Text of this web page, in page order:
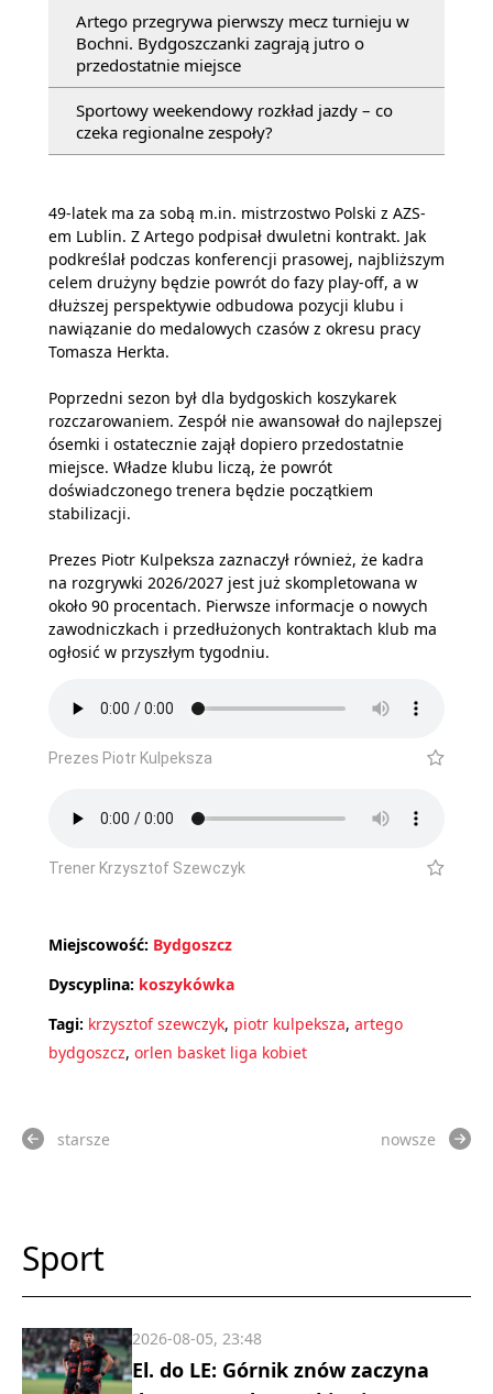
Artego przegrywa pierwszy mecz turnieju w
Bochni. Bydgoszczanki zagrają jutro o
przedostatnie miejsce
Sportowy weekendowy rozkład jazdy – co
czeka regionalne zespoły?
49-latek ma za sobą m.in. mistrzostwo Polski z AZS-
em Lublin. Z Artego podpisał dwuletni kontrakt. Jak
podkreślał podczas konferencji prasowej, najbliższym
celem drużyny będzie powrót do fazy play-off, a w
dłuższej perspektywie odbudowa pozycji klubu i
nawiązanie do medalowych czasów z okresu pracy
Tomasza Herkta.
Poprzedni sezon był dla bydgoskich koszykarek
rozczarowaniem. Zespół nie awansował do najlepszej
ósemki i ostatecznie zajął dopiero przedostatnie
miejsce. Władze klubu liczą, że powrót
doświadczonego trenera będzie początkiem
stabilizacji.
Prezes Piotr Kulpeksza zaznaczył również, że kadra
na rozgrywki 2026/2027 jest już skompletowana w
około 90 procentach. Pierwsze informacje o nowych
zawodniczkach i przedłużonych kontraktach klub ma
ogłosić w przyszłym tygodniu.
Prezes Piotr Kulpeksza
Trener Krzysztof Szewczyk
Miejscowość: Bydgoszcz
Dyscyplina: koszykówka
Tagi: krzysztof szewczyk, piotr kulpeksza, artego
bydgoszcz, orlen basket liga kobiet
starsze nowsze
Sport
El. do LE: Górnik znów zaczyna
2026-08-05, 23:48